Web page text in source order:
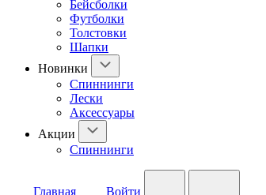
Бейсболки
Футболки
Толстовки
Шапки
Новинки
Спиннинги
Лески
Аксессуары
Акции
Спиннинги
Главная Войти